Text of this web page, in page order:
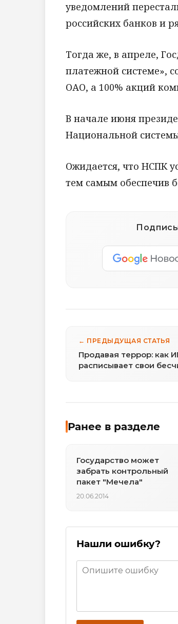
уведомлений
российских банков и
Тогда же, в апреле,
платежной системе»,
ОАО, а 100% акций
В начале июня
Национальной
Ожидается, что НСПК
тем самым обеспечив
← ПРЕДЫДУЩАЯ СТАТЬЯ
Продавая террор: как
расписывает свои
Ранее в разделе
Государство может
забрать контрольный
пакет "Мечела"
20.06.2014
Нашли ошибку?